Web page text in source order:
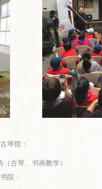
琴馆：
古琴、书画教学）
院：